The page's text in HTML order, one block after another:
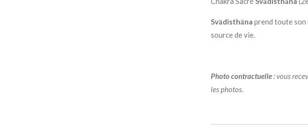
Svādisthāna prend toute son
source de vie.
Photocontractuelle: vous
les photos.